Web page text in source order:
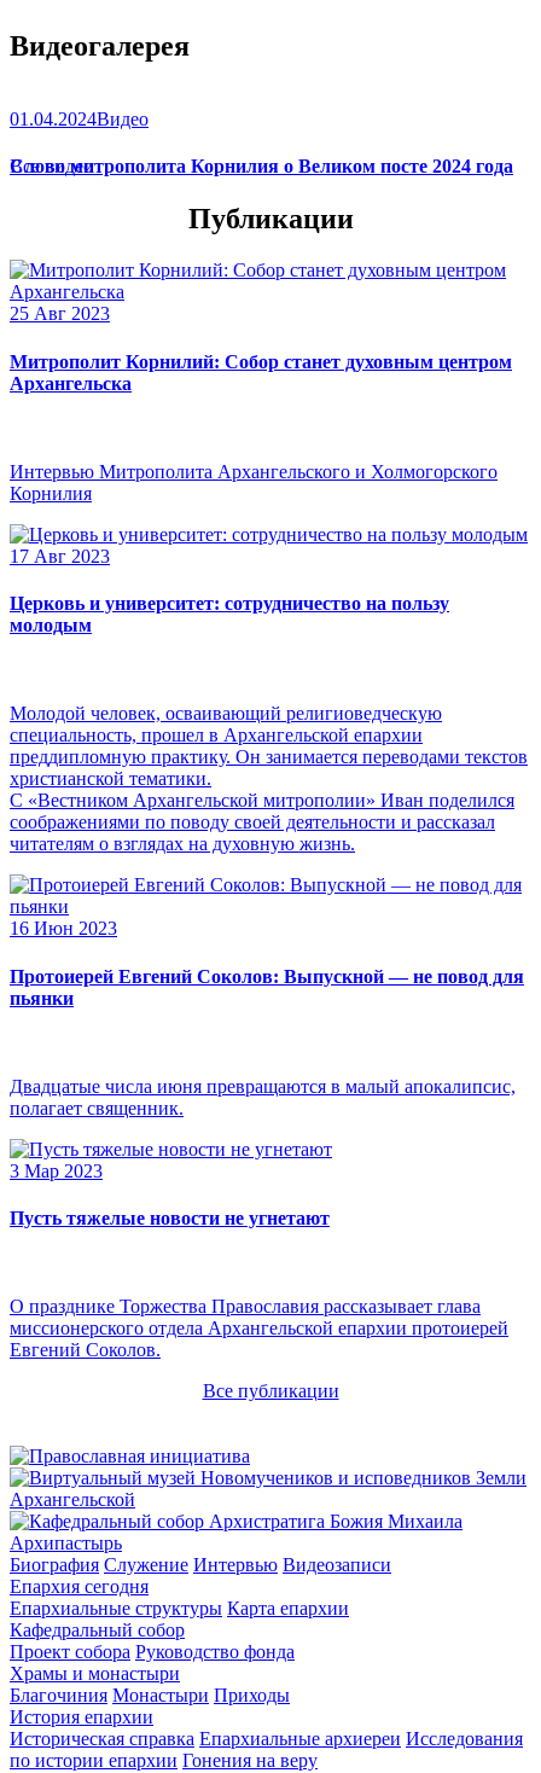
Видеогалерея
01.04.2024Видео
Слово митрополита Корнилия о Великом посте 2024 года
Все видео
Публикации
25 Авг 2023
Митрополит Корнилий: Собор станет духовным центром
Архангельска
Интервью Митрополита Архангельского и Холмогорского
Корнилия
17 Авг 2023
Церковь и университет: сотрудничество на пользу
молодым
Молодой человек, осваивающий религиоведческую
специальность, прошел в Архангельской епархии
преддипломную практику. Он занимается переводами текстов
христианской тематики.
С «Вестником Архангельской митрополии» Иван поделился
соображениями по поводу своей деятельности и рассказал
читателям о взглядах на духовную жизнь.
16 Июн 2023
Протоиерей Евгений Соколов: Выпускной — не повод для
пьянки
Двадцатые числа июня превращаются в малый апокалипсис,
полагает священник.
3 Мар 2023
Пусть тяжелые новости не угнетают
О празднике Торжества Православия рассказывает глава
миссионерского отдела Архангельской епархии протоиерей
Евгений Соколов.
Все публикации
Архипастырь
Биография Служение Интервью Видеозаписи
Епархия сегодня
Епархиальные структуры Карта епархии
Кафедральный собор
Проект собора Руководство фонда
Храмы и монастыри
Благочиния Монастыри Приходы
История епархии
Историческая справка Епархиальные архиереи Исследования
по истории епархии Гонения на веру